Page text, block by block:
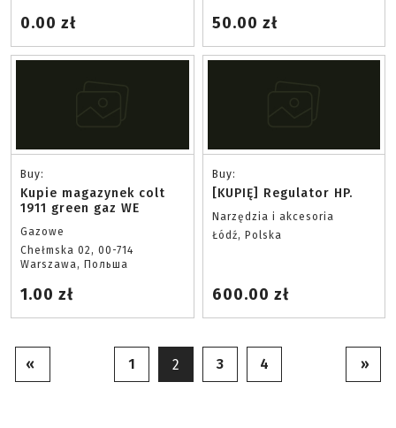
0.00 zł 50.00 zł
Buy:
Kupie magazynek colt
1911 green gaz WE
Gazowe
Chełmska 02, 00-714
Warszawa, Польша
1.00 zł
Buy:
[KUPIĘ] Regulator HP.
Narzędzia i akcesoria
Łódź, Polska
600.00 zł
« 1 2 3 4 »